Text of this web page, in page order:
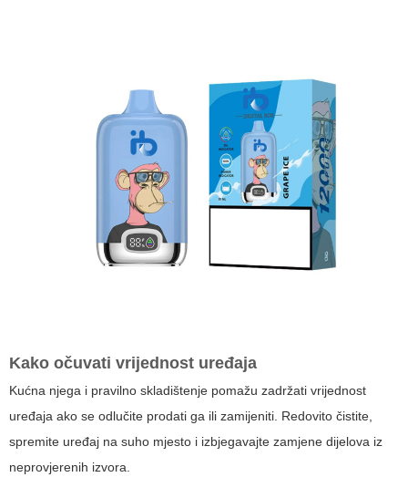
Kako očuvati vrijednost uređaja
Kućna njega i pravilno skladištenje pomažu zadržati vrijednost
uređaja ako se odlučite prodati ga ili zamijeniti. Redovito čistite,
spremite uređaj na suho mjesto i izbjegavajte zamjene dijelova iz
neprovjerenih izvora.